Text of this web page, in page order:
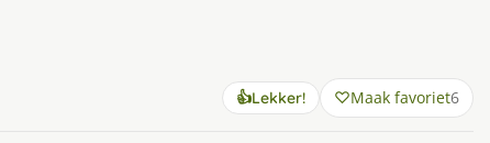
👍Lekker! Maak favoriet6